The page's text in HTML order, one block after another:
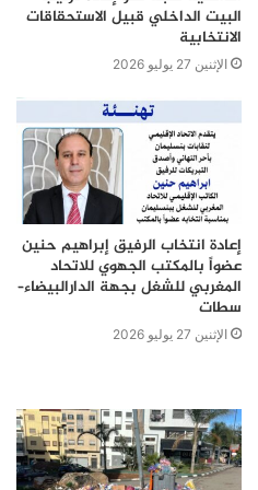
البيت الداخلي قبيل الاستحقاقات
الانتخابية
الإثنين 27 يوليو 2026
إعادة انتخاب الرفيق إبراهيم حنين
عضواً بالمكتب الجهوي للاتحاد
المغربي للشغل بجهة الدارالبيضاء–
سطات
الإثنين 27 يوليو 2026